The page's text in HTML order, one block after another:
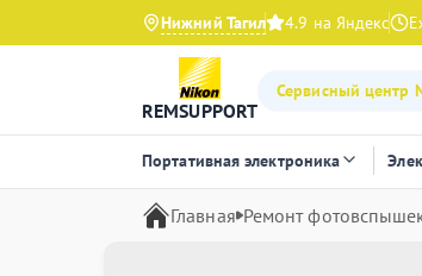
Нижний Тагил 4.9 на Яндекс
REMSUPPORT
Сервисный центр
Портативная электроника
Главная Ремонт